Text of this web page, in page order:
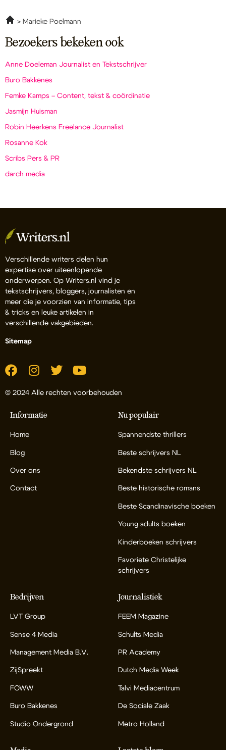
Marieke Poelmann
Bezoekers bekeken ook
Anne Doeleman Journalist en Tekstschrijver
Buro Bakkenes
Femke Kamps – Content, tekst & coördinatie
Jasmijn Huisman
Robin Heerkens Freelance Journalist
Rosanne Kok
Scribs Pers & PR
darch media
Verschillende writers delen hun
expertise over uiteenlopende
onderwerpen. Op Writers.nl vind je
tekstschrijvers, bloggers, journalisten en
meer die je voorzien van informatie, tips
& tricks en leuke artikelen in
verschillende vakgebieden.
Sitemap
© 2024 Alle rechten voorbehouden
Informatie
Home
Blog
Over ons
Contact
Nu populair
Spannendste thrillers
Beste schrijvers NL
Bekendste schrijvers NL
Beste historische romans
Beste Scandinavische boeken
Young adults boeken
Kinderboeken schrijvers
Favoriete Christelijke
schrijvers
Bedrijven
LVT Group
Sense 4 Media
Management Media B.V.
ZijSpreekt
FOWW
Buro Bakkenes
Studio Ondergrond
Journalistiek
FEEM Magazine
Schults Media
PR Academy
Dutch Media Week
Talvi Mediacentrum
De Sociale Zaak
Metro Holland